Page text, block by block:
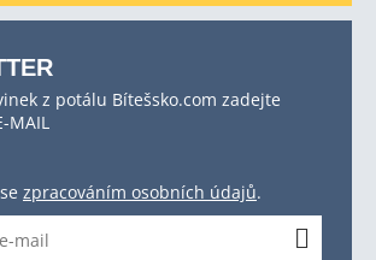
z potálu Bítešsko.com zadejte
MAIL
zpracováním osobních údajů.